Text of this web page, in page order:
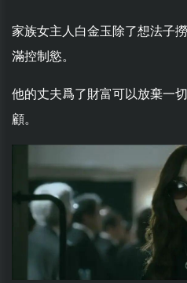
家族女主人白金玉除了想法子
滿控制慾。
他的丈夫爲了財富可以放棄一
顧。